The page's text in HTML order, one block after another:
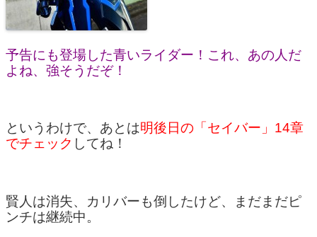
予告にも登場した青いライダー！これ、あの人だ
よね、強そうだぞ！
というわけで、あとは明後日の「セイバー」14章
でチェック してね！
賢人は消失、カリバーも倒したけど、まだまだピ
ンチは継続中。